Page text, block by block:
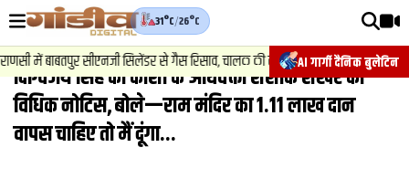
AI गार्गी दैनिक बुलेटिन
31°C/26°C
में बाबतपुर सीएनजी सिलेंडर से गैस रिसाव, चालक की सूझबूझ से टला बड़ा हादसा. 2
वीडियोज़
वाराणसी न्यूज़
न्यूज़
दिग्विजय सिंह को काशी के अधिवक्ता शशांक शेखर का
विधिक नोटिस, बोले—राम मंदिर का ₹1.11 लाख दान
वापस चाहिए तो मैं दूंगा...